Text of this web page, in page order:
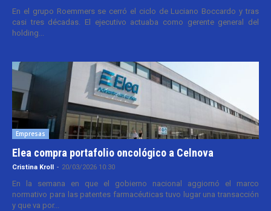
En el grupo Roemmers se cerró el ciclo de Luciano Boccardo y tras
casi tres décadas. El ejecutivo actuaba como gerente general del
holding...
Empresas
Elea compra portafolio oncológico a Celnova
Cristina Kroll - 20/03/2026 10:30
En la semana en que el gobierno nacional aggiornó el marco
normativo para las patentes farmacéuticas tuvo lugar una transacción
y que va por...